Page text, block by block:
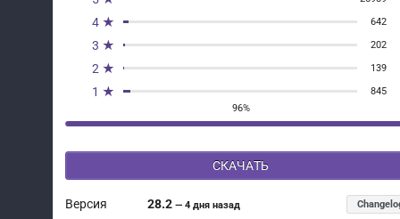
4 ★ 642
3 ★ 202
2 ★ 139
1 ★
845
96%
СКАЧАТЬ
Версия 28.2—4 дня назад